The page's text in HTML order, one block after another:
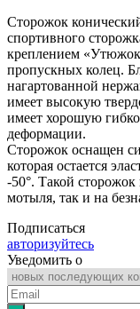
Сторожок
спортивного
креплением
пропускных колец.
нагартованной
имеет высокую
имеет хорошую
деформации.
Сторожок оснащен
которая остается
-50°. Такой
мотыля, так и на
Подписаться
авторизуйтесь
Уведомить о